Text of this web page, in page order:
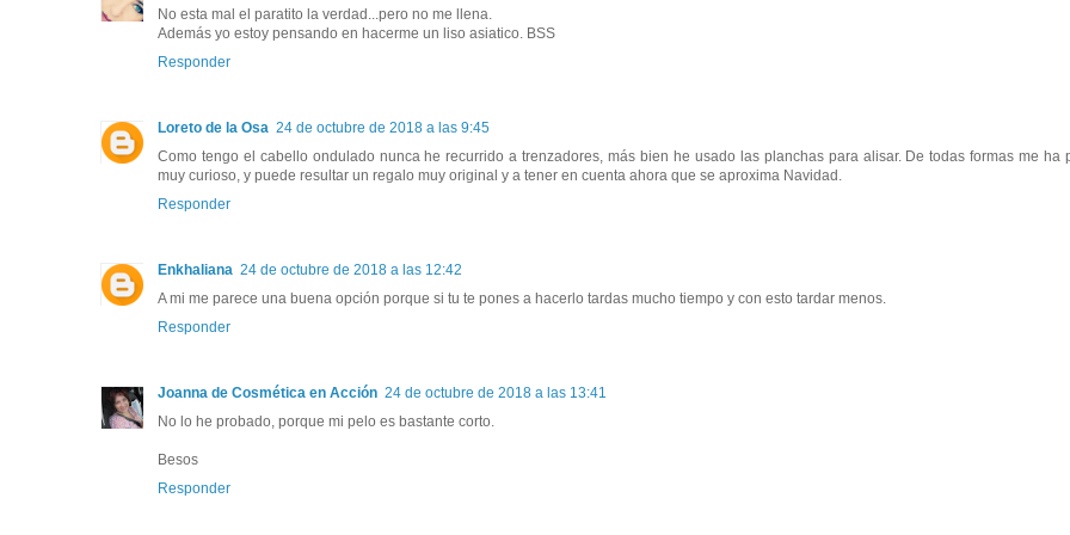
No esta mal el paratito la verdad...pero no me llena.
Además yo estoy pensando en hacerme un liso asiatico. BSS
Responder
Loreto de la Osa 24 de octubre de 2018 a las 9:45
Como tengo el cabello ondulado nunca he recurrido a trenzadores, más bien he usado las planchas para alisar. De todas formas me ha
muy curioso, y puede resultar un regalo muy original y a tener en cuenta ahora que se aproxima Navidad.
Responder
Enkhaliana 24 de octubre de 2018 a las 12:42
A mi me parece una buena opción porque si tu te pones a hacerlo tardas mucho tiempo y con esto tardar menos.
Responder
Joanna de Cosmética en Acción 24 de octubre de 2018 a las 13:41
No lo he probado, porque mi pelo es bastante corto.
Besos
Responder